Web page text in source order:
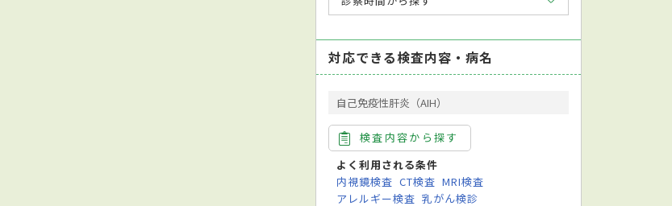
対応できる検査内容・病名
自己免疫性肝炎（AIH）
検査内容から探す
よく利用される条件
内視鏡検査 CT検査 MRI検査
アレルギー検査 乳がん検診